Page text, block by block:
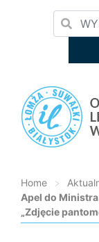
Home >
Apel do
„Zdjęcie